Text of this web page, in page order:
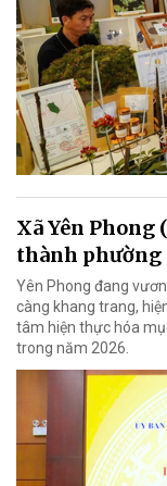
Xã Yên Phong
thành phường
Yên Phong đang
càng khang trang,
tâm hiện thực hóa
trong năm 2026.